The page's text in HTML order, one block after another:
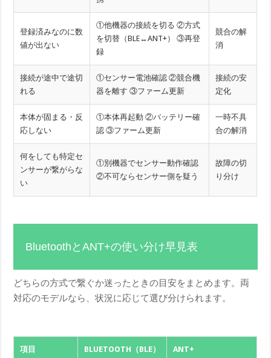
登録済みなのに数
値が出ない
①他機器の接続を切る ②方式
を切替（BLE↔ANT+） ③再登
録
競合の解
消
接続が途中で途切
れる
①センサー電池確認 ②競合機
器を離す ③ファーム更新
接続の安
定化
本体が固まる・反
応しない
①本体再起動 ②バッテリー確
認 ③ファーム更新
一時不具
合の解消
何をしても特定セ
ンサーが繋がらな
い
①別機器でセンサー動作確認
②不可ならセンサー側を疑う
故障の切
り分け
BluetoothとANT+の使い分け早見表
どちらの方式で繋ぐか迷ったときの目安をまとめます。両
対応のモデルなら、状況に応じて選び分けられます。
項目 BLUETOOTH（BLE） ANT+